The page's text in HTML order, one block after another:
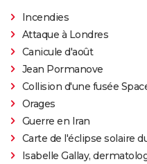
Incendies
Attaque à Londres
Canicule d'août
Jean Pormanove
Collision d'une fusée
Orages
Guerre en Iran
Carte de l'éclipse solaire
Isabelle Gallay,